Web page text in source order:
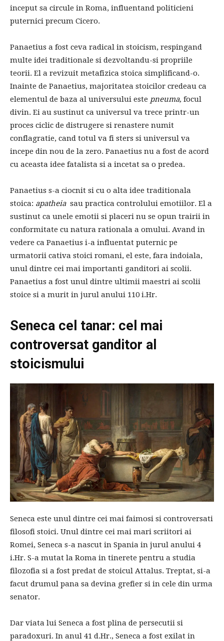
inceput sa circule in Roma, influentand politicieni
puternici precum Cicero.
Panaetius a fost ceva radical in stoicism, respingand
multe idei traditionale si dezvoltandu-si propriile
teorii. El a revizuit metafizica stoica simplificand-o.
Inainte de Panaetius, majoritatea stoicilor credeau ca
elementul de baza al universului este pneuma, focul
divin. Ei au sustinut ca universul va trece printr-un
proces ciclic de distrugere si renastere numit
conflagratie, cand totul va fi sters si universul va
incepe din nou de la zero. Panaetius nu a fost de acord
cu aceasta idee fatalista si a incetat sa o predea.
Panaetius s-a ciocnit si cu o alta idee traditionala
stoica: apatheia sau practica controlului emotiilor. El a
sustinut ca unele emotii si placeri nu se opun trairii in
conformitate cu natura rationala a omului. Avand in
vedere ca Panaetius i-a influentat puternic pe
urmatorii cativa stoici romani, el este, fara indoiala,
unul dintre cei mai importanti ganditori ai scolii.
Panaetius a fost unul dintre ultimii maestri ai scolii
stoice si a murit in jurul anului 110 i.Hr.
Seneca cel tanar: cel mai
controversat ganditor al
stoicismului
Seneca este unul dintre cei mai faimosi si controversati
filosofi stoici. Unul dintre cei mai mari scriitori ai
Romei, Seneca s-a nascut in Spania in jurul anului 4
i.Hr. S-a mutat la Roma in tinerete pentru a studia
filozofia si a fost predat de stoicul Attalus. Treptat, si-a
facut drumul pana sa devina grefier si in cele din urma
senator.
Dar viata lui Seneca a fost plina de persecutii si
paradoxuri. In anul 41 d.Hr., Seneca a fost exilat in